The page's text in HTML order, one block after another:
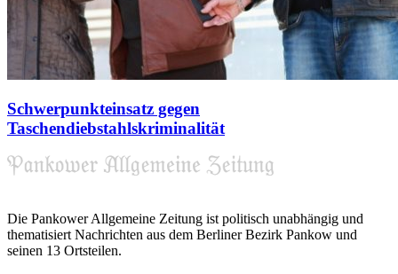
Schwerpunkteinsatz gegen
Taschendiebstahlskriminalität
Die Pankower Allgemeine Zeitung ist politisch unabhängig und
thematisiert Nachrichten aus dem Berliner Bezirk Pankow und
seinen 13 Ortsteilen.